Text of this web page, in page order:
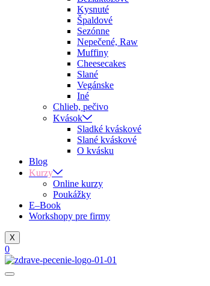
Kysnuté
Špaldové
Sezónne
Nepečené, Raw
Muffiny
Cheesecakes
Slané
Vegánske
Iné
Chlieb, pečivo
Kvások
Sladké kváskové
Slané kváskové
O kvásku
Blog
Kurzy
Online kurzy
Poukážky
E–Book
Workshopy pre firmy
X
0